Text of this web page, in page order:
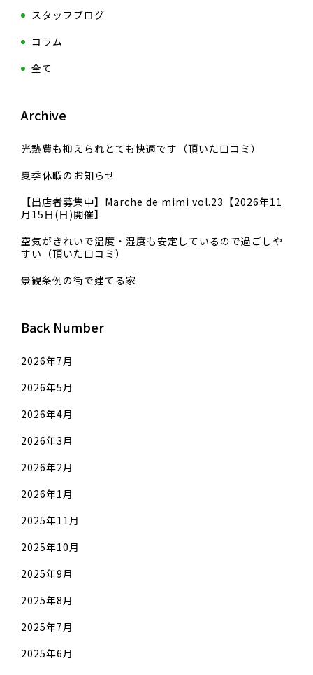
スタッフブログ
コラム
全て
Archive
光熱費も抑えられとても快適です（頂いた口コミ）
夏季休暇のお知らせ
【出店者募集中】Marche de mimi vol.23【2026年11
月15日(日)開催】
空気がきれいで温度・湿度も安定しているので過ごしや
すい（頂いた口コミ）
景観条例の街で建てる家
Back Number
2026年7月
2026年5月
2026年4月
2026年3月
2026年2月
2026年1月
2025年11月
2025年10月
2025年9月
2025年8月
2025年7月
2025年6月